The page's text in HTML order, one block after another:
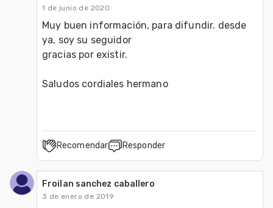
1 de junio de 2020
Muy buen información, para difundir. desde
ya, soy su seguidor
gracias por existir.
Saludos cordiales hermano
Recomendar Responder
Froilan sanchez caballero
3 de enero de 2019